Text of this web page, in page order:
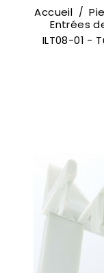
Accueil
Entrées
ILT08-01 -